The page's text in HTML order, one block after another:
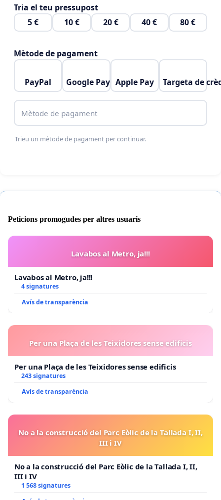
Tria el teu pressupost
5 €
10 € 20 € 40 € 80 €
Mètode de pagament
PayPal Google Pay Apple Pay Targeta de
Mètode de pagament
Trieu un mètode de pagament per continuar.
Peticions promogudes per altres usuaris
Lavabos al Metro, ja!!!
Lavabos al Metro, ja!!!
4 signatures
Avís de transparència
Per una Plaça de les Teixidores sense edificis
Per una Plaça de les Teixidores sense edificis
243 signatures
Avís de transparència
No a la construcció del Parc Eòlic de la Tallada I, II,
III i IV
No a la construcció del Parc Eòlic de la Tallada I, II,
III i IV
1 568 signatures